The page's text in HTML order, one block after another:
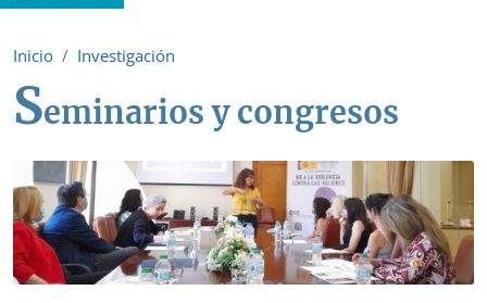
Inicio Investigación
Seminarios y congresos